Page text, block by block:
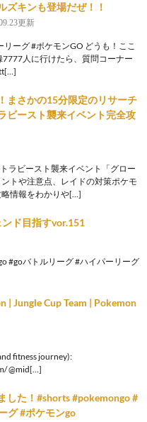
ズキンも登場だぜ！！
更新
ーグ #ポケモンGO どうも！ここ
7777人に行けたら、質問コーナー
まさかの15分限定のリサーチ
ビースト襲来イベント完全攻
ラビースト襲来イベント「グロー
トや注意点、レイドの対策ポケモ
情報をわかりや[…]
ド目指すvor.151
#goバトルリーグ #ハイパーリーグ
| Jungle Cup Team | Pokemon
fitness journey):
⁨@mid[…]
した！#shorts #pokemongo #
グ #ポケモンgo